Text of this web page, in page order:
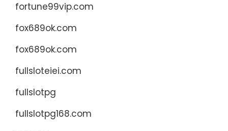
fortune99vip.com
fox689ok.com
fox689ok.com
fullsloteiei.com
fullslotpg
fullslotpg168.com